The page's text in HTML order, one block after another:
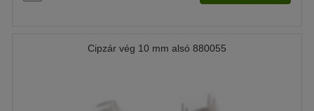
Cipzár vég 10 mm alsó 880055